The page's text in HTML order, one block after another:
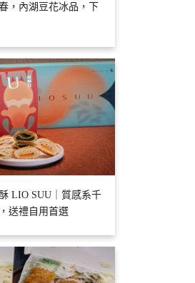
，內湖豆花冰品，下
LIO SUU｜質感系千
送禮自用首選